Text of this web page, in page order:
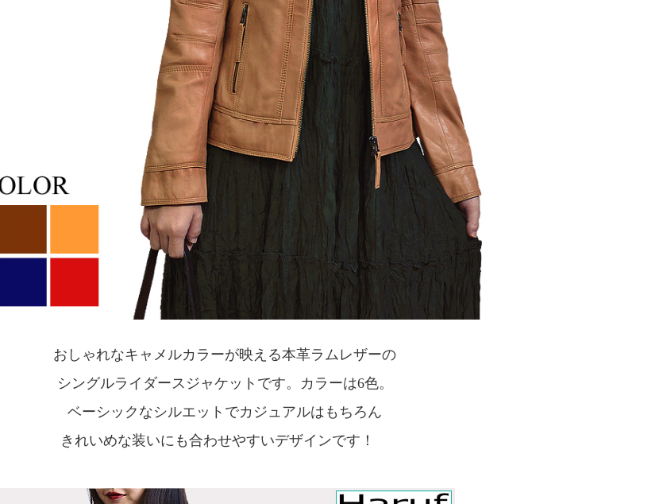
おしゃれなキャメルカラーが映える本革ラムレザーの
シングルライダースジャケットです。カラーは6色。
ベーシックなシルエットでカジュアルはもちろん
きれいめな装いにも合わせやすいデザインです！